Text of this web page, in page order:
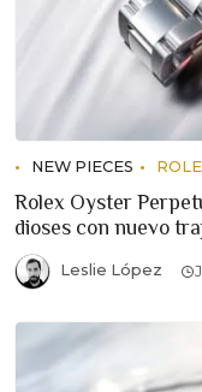
NEW PIECES
Rolex Oyster
dioses con nuevo
Leslie López